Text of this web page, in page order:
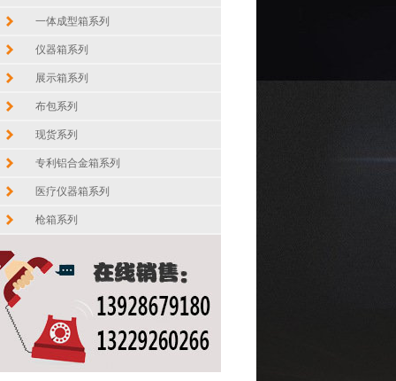
一体成型箱系列
仪器箱系列
展示箱系列
布包系列
现货系列
专利铝合金箱系列
医疗仪器箱系列
枪箱系列